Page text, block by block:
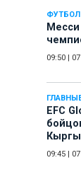
ФУТБОЛ
09:50
EFC
09:45